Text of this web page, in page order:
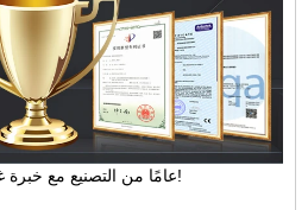
14 عامًا من التصنيع مع خبرة غنية في إنتاج آلات التجميل!